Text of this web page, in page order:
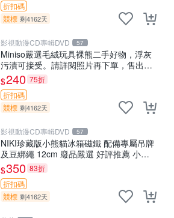
折扣碼
競標 剩4162天
影視動漫CD專輯DVD 57
Miniso嚴選毛絨玩具裸熊二手好物，浮灰
污漬可接受。請詳閱照片再下單，售出不
退不換。全新品相收藏推薦。 裸熊 毛絨玩
具 收藏
$240 75折
折扣碼
競標 剩4162天
影視動漫CD專輯DVD 57
NIKI珍藏版小熊貓冰箱磁鐵 配備專屬吊牌
及豆綁繩 12cm 廢品嚴選 好評推薦 小熊
貓冰箱貼 磁鐵掛件 冰箱飾品
$350 83折
折扣碼
競標 剩4162天